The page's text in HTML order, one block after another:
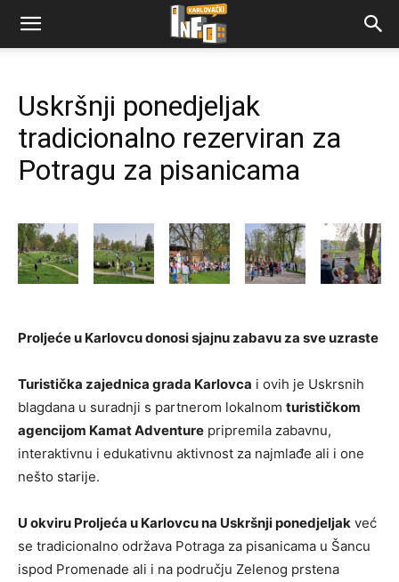
Uskršnji ponedjeljak
tradicionalno rezerviran za
Potragu za pisanicama
Proljeće u Karlovcu donosi sjajnu zabavu za sve uzraste
Turistička zajednica grada Karlovca i ovih je Uskrsnih
blagdana u suradnji s partnerom lokalnom turističkom
agencijom Kamat Adventure pripremila zabavnu,
interaktivnu i edukativnu aktivnost za najmlađe ali i one
nešto starije.
U okviru Proljeća u Karlovcu na Uskršnji ponedjeljak već
se tradicionalno održava Potraga za pisanicama u Šancu
ispod Promenade ali i na području Zelenog prstena